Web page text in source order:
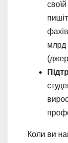
млрд
Коли ви